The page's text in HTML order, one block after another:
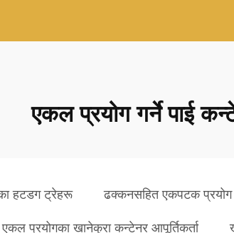
एकल प्रयोग गर्ने पाई
हटडग ट्रेहरू ढक्कनसहित एकपटक प्रयोग
एकल प्रयोगका खानेकुरा कन्टेनर आपूर्तिकर्ता